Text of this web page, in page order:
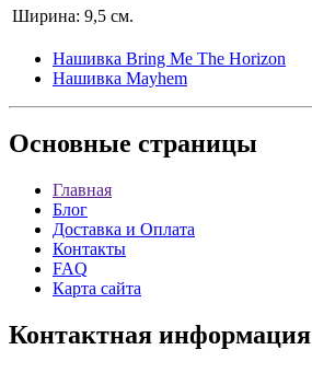
Ширина: 9,5 см.
Нашивка Bring Me The Horizon
Нашивка Mayhem
Основные страницы
Главная
Блог
Доставка и Оплата
Контакты
FAQ
Карта сайта
Контактная информация